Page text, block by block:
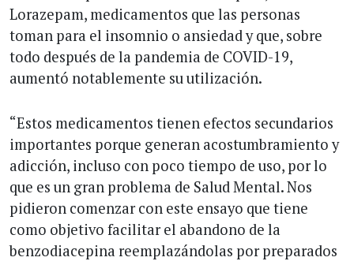
Lorazepam, medicamentos que las personas
toman para el insomnio o ansiedad y que, sobre
todo después de la pandemia de COVID-19,
aumentó notablemente su utilización.
“Estos medicamentos tienen efectos secundarios
importantes porque generan acostumbramiento y
adicción, incluso con poco tiempo de uso, por lo
que es un gran problema de Salud Mental. Nos
pidieron comenzar con este ensayo que tiene
como objetivo facilitar el abandono de la
benzodiacepina reemplazándolas por preparados